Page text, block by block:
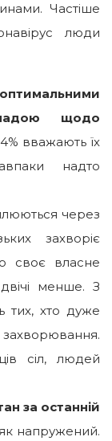
Частіше
люди
щодо
вважають їх
надто
через
захворіє
своє власне
менше. З
тих, хто дуже
сіл, людей
за останній
напружений.